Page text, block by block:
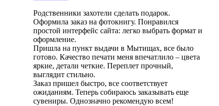
Родственники захотели сделать подарок.
Оформила заказ на фотокнигу. Понравился
простой интерфейс сайта: легко выбрать формат и
оформление.
Пришла на пункт выдачи в Мытищах, все было
готово. Качество печати меня впечатлило – цвета
яркие, детали четкие. Переплет прочный,
выглядит стильно.
Заказ пришел быстро, все соответствует
ожиданиям. Теперь собираюсь заказывать еще
сувениры. Однозначно рекомендую всем!